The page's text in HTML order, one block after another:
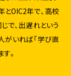
OIC2年で、高校
で、出遅れという
がいれば「学び直
。